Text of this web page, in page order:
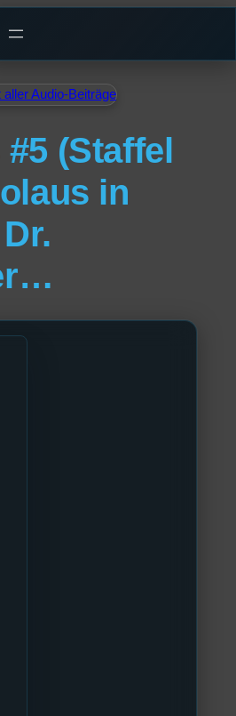
Audio-Beiträge
(Staffel
in